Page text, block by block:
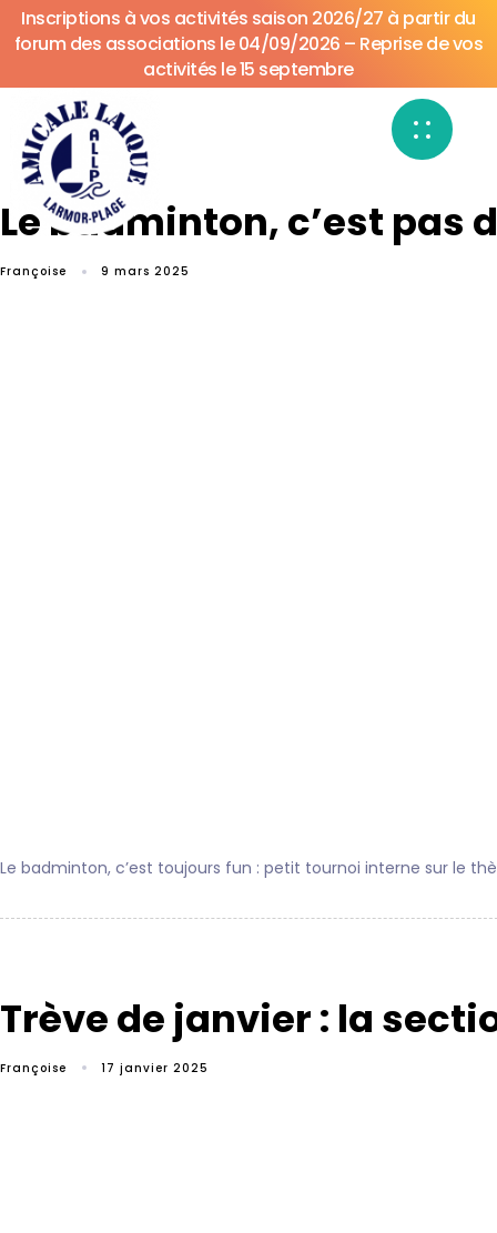
Inscriptions à vos activités saison 2026/27 à partir du
forum des associations le 04/09/2026 – Reprise de vos
activités le 15 septembre
Le badminton, c’est pas
Françoise 9 mars 2025
Le badminton, c’est toujours fun : petit tournoi interne sur le
Trève de janvier : la
Françoise 17 janvier 2025